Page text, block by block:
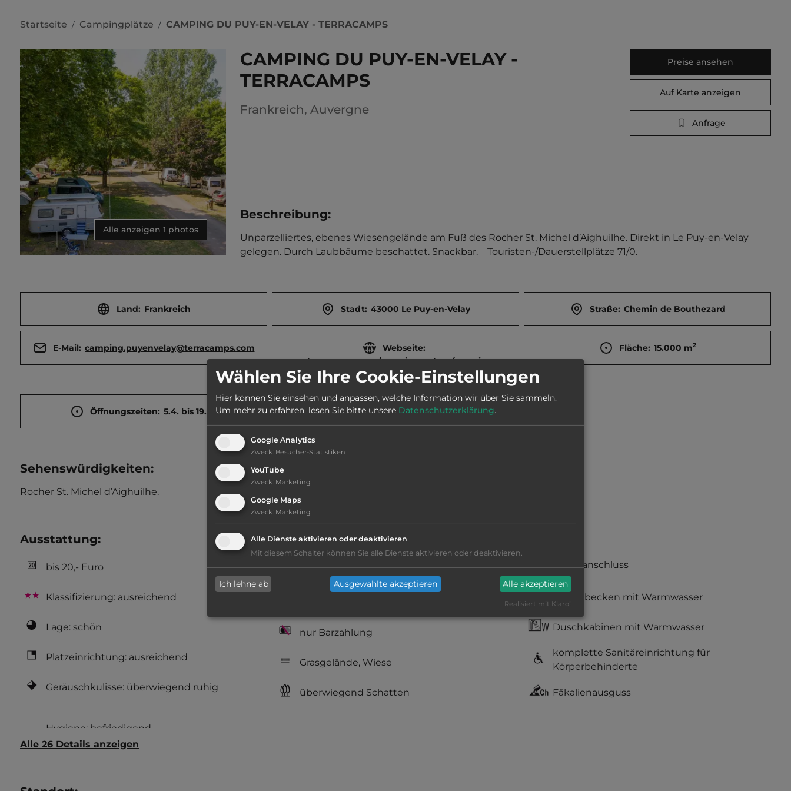
Startseite / Campingplätze / CAMPING DU PUY-EN-VELAY - TERRACAMPS
Alle anzeigen 1 photos
CAMPING DU PUY-EN-VELAY -
TERRACAMPS
Frankreich, Auvergne
Preise ansehen
Auf Karte anzeigen
Anfrage
Beschreibung:
Unparzelliertes, ebenes Wiesengelände am Fuß des Rocher St. Michel d’Aighuilhe. Direkt in Le Puy-en-Velay
gelegen. Durch Laubbäume beschattet. Snackbar.    Touristen-/Dauerstellplätze 71/0.
Land: Frankreich Stadt: 43000 Le Puy-en-Velay Straße: Chemin de Bouthezard
E-Mail: camping.puyenvelay@terracamps.com
Webseite:
www.terracamps.com/camping-nature/camping-
du-puy-en-velay
Fläche: 15.000 m2
Öffnungszeiten: 5.4. bis 19.10. Telefon: 0033 4 71095509
Sehenswürdigkeiten:
Rocher St. Michel d’Aighuilhe.
Ausstattung:
bis 20,- Euro
Klassifizierung: ausreichend
Lage: schön
Platzeinrichtung: ausreichend
Geräuschkulisse: überwiegend ruhig
Hygiene: befriedigend
Service: mittelmäßig, das Wichtigste ist
nur Barzahlung
Grasgelände, Wiese
überwiegend Schatten
Stromanschluss
Waschbecken mit Warmwasser
Duschkabinen mit Warmwasser
komplette Sanitäreinrichtung für
Körperbehinderte
Fäkalienausguss
Alle 26 Details anzeigen
Wählen Sie Ihre Cookie-Einstellungen
Hier können Sie einsehen und anpassen, welche Information wir über Sie sammeln.
Um mehr zu erfahren, lesen Sie bitte unsere Datenschutzerklärung.
Google Analytics
Zweck: Besucher-Statistiken
YouTube
Zweck: Marketing
Google Maps
Zweck: Marketing
Alle Dienste aktivieren oder deaktivieren
Mit diesem Schalter können Sie alle Dienste aktivieren oder deaktivieren.
Ich lehne ab Ausgewählte akzeptieren Alle akzeptieren
Realisiert mit Klaro!